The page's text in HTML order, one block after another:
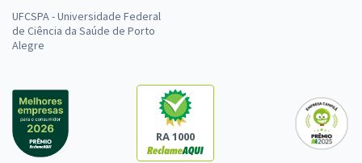
UFCSPA - Universidade Federal
de Ciência da Saúde de Porto
Alegre
RA 1000